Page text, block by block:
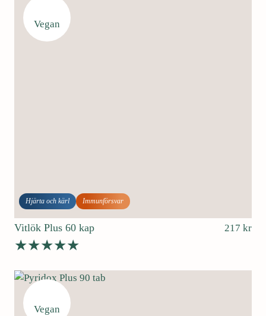
Hjärta och kärl Immunförsvar
Vegan
Vitlök Plus 60 kap
Betygsatt
5.00av 5
217 kr
Vegan